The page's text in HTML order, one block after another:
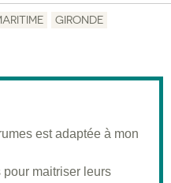
GIRONDE
est adaptée à mon
maitriser leurs